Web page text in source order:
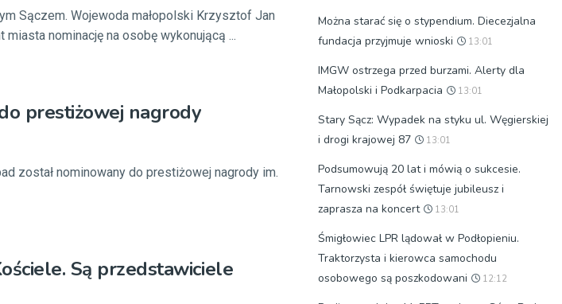
Sączem. Wojewoda małopolski Krzysztof Jan
nominację na osobę wykonującą ...
prestiżowej nagrody
został nominowany do prestiżowej nagrody im.
Są przedstawiciele
Można starać się o stypendium. Diecezjalna
fundacja przyjmuje wnioski
13:01
IMGW ostrzega przed burzami. Alerty dla
Małopolski i Podkarpacia
13:01
Stary Sącz: Wypadek na styku ul. Węgierskiej
i drogi krajowej 87
13:01
Podsumowują 20 lat i mówią o sukcesie.
Tarnowski zespół świętuje jubileusz i
zaprasza na koncert
13:01
Śmigłowiec LPR lądował w Podłopieniu.
Traktorzysta i kierowca samochodu
osobowego są poszkodowani
12:12